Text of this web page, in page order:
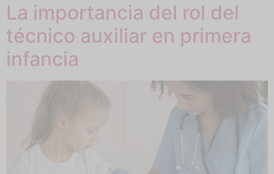
La importancia del rol del
técnico auxiliar en primera
infancia